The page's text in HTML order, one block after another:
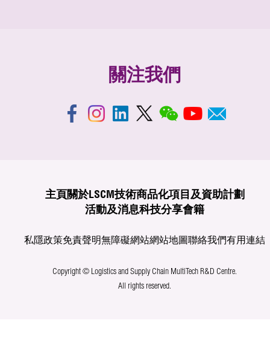
關注我們
主頁 關於LSCM技術商品化項目及資助計劃
活動及消息科技分享會籍
私隱政策免責聲明無障礙網站網站地圖聯絡我們有用連結
Copyright © Logistics and Supply Chain MultiTech R&D Centre.
All rights reserved.